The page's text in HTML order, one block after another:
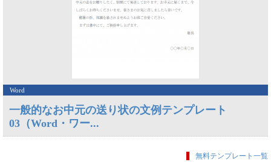
Word
一般的なお中元の送り状の文例テンプレート
03（Word・ワー...
無料テンプレート一覧